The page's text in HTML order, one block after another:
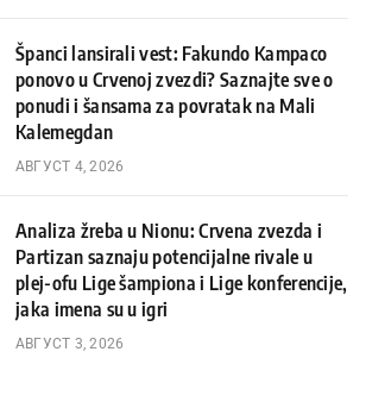
Španci lansirali vest: Fakundo Kampaco
ponovo u Crvenoj zvezdi? Saznajte sve o
ponudi i šansama za povratak na Mali
Kalemegdan
АВГУСТ 4, 2026
Analiza žreba u Nionu: Crvena zvezda i
Partizan saznaju potencijalne rivale u
plej-ofu Lige šampiona i Lige konferencije,
jaka imena su u igri
АВГУСТ 3, 2026